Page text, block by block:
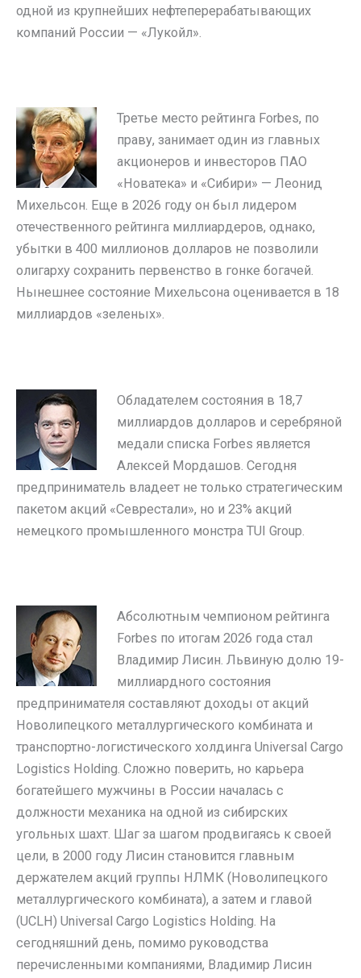
одной из крупнейших нефтеперерабатывающих
компаний России — «Лукойл».
Третье место рейтинга Forbes, по
праву, занимает один из главных
акционеров и инвесторов ПАО
«Новатека» и «Сибири» — Леонид
Михельсон. Еще в 2026 году он был лидером
отечественного рейтинга миллиардеров, однако,
убытки в 400 миллионов долларов не позволили
олигарху сохранить первенство в гонке богачей.
Нынешнее состояние Михельсона оценивается в 18
миллиардов «зеленых».
Обладателем состояния в 18,7
миллиардов долларов и серебряной
медали списка Forbes является
Алексей Мордашов. Сегодня
предприниматель владеет не только стратегическим
пакетом акций «Севрестали», но и 23% акций
немецкого промышленного монстра TUI Group.
Абсолютным чемпионом рейтинга
Forbes по итогам 2026 года стал
Владимир Лисин. Львиную долю 19-
миллиардного состояния
предпринимателя составляют доходы от акций
Новолипецкого металлургического комбината и
транспортно-логистического холдинга Universal Cargo
Logistics Holding. Сложно поверить, но карьера
богатейшего мужчины в России началась с
должности механика на одной из сибирских
угольных шахт. Шаг за шагом продвигаясь к своей
цели, в 2000 году Лисин становится главным
держателем акций группы НЛМК (Новолипецкого
металлургического комбината), а затем и главой
(UCLH) Universal Cargo Logistics Holding. На
сегодняшний день, помимо руководства
перечисленными компаниями, Владимир Лисин